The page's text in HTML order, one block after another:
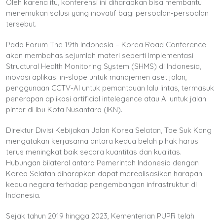
Oleh karena itu, konferensi ini diharapkan bisa membantu
menemukan solusi yang inovatif bagi persoalan-persoalan
tersebut.
Pada Forum The 19th Indonesia – Korea Road Conference
akan membahas sejumlah materi seperti Implementasi
Structural Health Monitoring System (SHMS) di Indonesia,
inovasi aplikasi in-slope untuk manajemen aset jalan,
penggunaan CCTV-AI untuk pemantauan lalu lintas, termasuk
penerapan aplikasi artificial intelegence atau AI untuk jalan
pintar di Ibu Kota Nusantara (IKN).
Direktur Divisi Kebijakan Jalan Korea Selatan, Tae Suk Kang
mengatakan kerjasama antara kedua belah pihak harus
terus meningkat baik secara kuantitas dan kualitas.
Hubungan bilateral antara Pemerintah Indonesia dengan
Korea Selatan diharapkan dapat merealisasikan harapan
kedua negara terhadap pengembangan infrastruktur di
Indonesia.
Sejak tahun 2019 hingga 2023, Kementerian PUPR telah